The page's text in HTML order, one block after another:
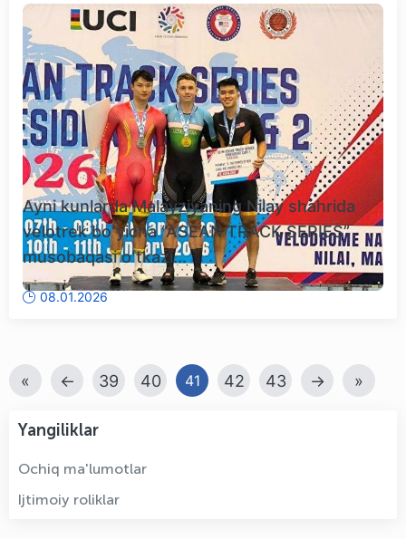
Ayni kunlarda Malayziyaning Nilay shahrida
velotrek boʻyicha “ASEAN TRACK SERIES”
musobaqasi oʻtkazi...
08.01.2026
« ← 39 40 41 42 43 → »
Yangiliklar
Ochiq ma'lumotlar
Ijtimoiy roliklar